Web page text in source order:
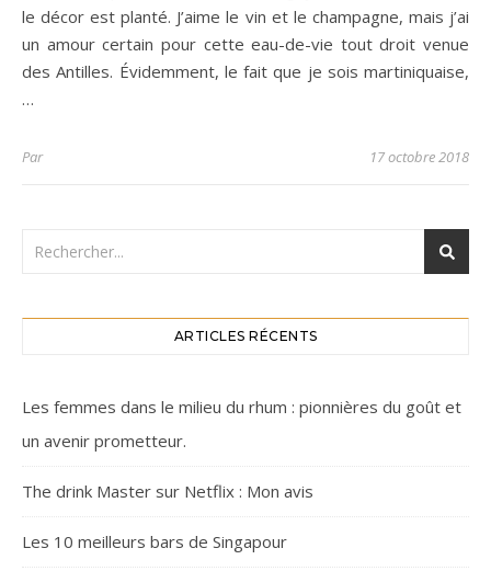
le décor est planté. J’aime le vin et le champagne, mais j’ai
un amour certain pour cette eau-de-vie tout droit venue
des Antilles. Évidemment, le fait que je sois martiniquaise,
…
Par 17 octobre 2018
ARTICLES RÉCENTS
Les femmes dans le milieu du rhum : pionnières du goût et
un avenir prometteur.
The drink Master sur Netflix : Mon avis
Les 10 meilleurs bars de Singapour